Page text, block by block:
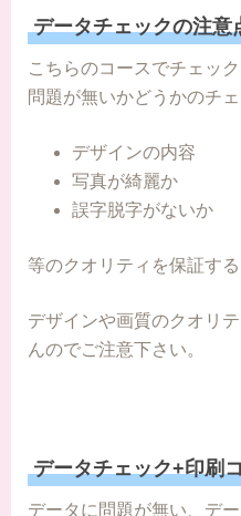
データチェックの注意
こちらのコースでチェッ
問題が無いかどうかのチ
デザインの内容
写真が綺麗か
誤字脱字がないか
等のクオリティを保証す
デザインや画質のクオリ
んのでご注意下さい。
データチェック+印刷
データに問題が無い、デ